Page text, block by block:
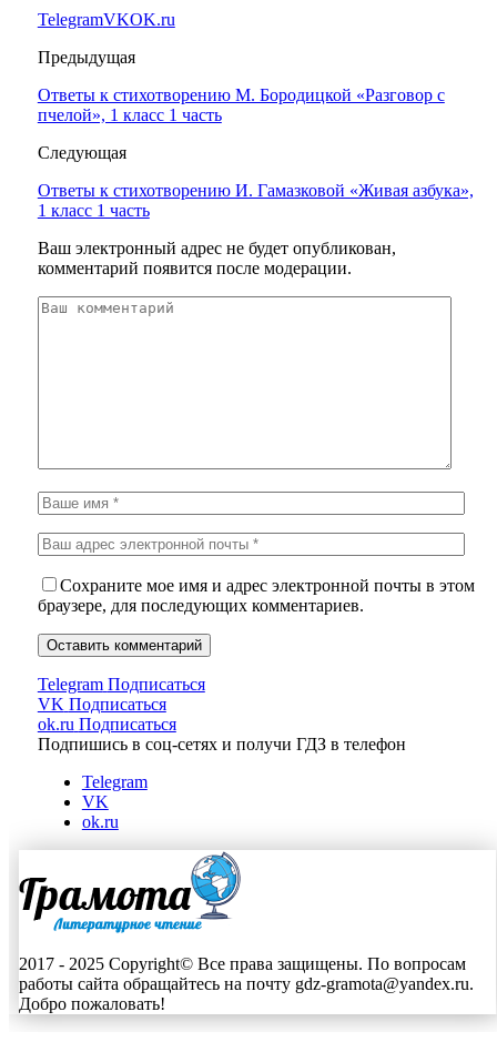
TelegramVKOK.ru
Предыдущая
Ответы к стихотворению М. Бородицкой «Разговор с
пчелой», 1 класс 1 часть
Следующая
Ответы к стихотворению И. Гамазковой «Живая азбука»,
1 класс 1 часть
Ваш электронный адрес не будет опубликован,
комментарий появится после модерации.
Сохраните мое имя и адрес электронной почты в этом
браузере, для последующих комментариев.
Telegram Подписаться
VK Подписаться
ok.ru Подписаться
Подпишись в соц-сетях и получи ГДЗ в телефон
Telegram
VK
ok.ru
2017 - 2025 Copyright© Все права защищены. По вопросам
работы сайта обращайтесь на почту gdz-gramota@yandex.ru.
Добро пожаловать!